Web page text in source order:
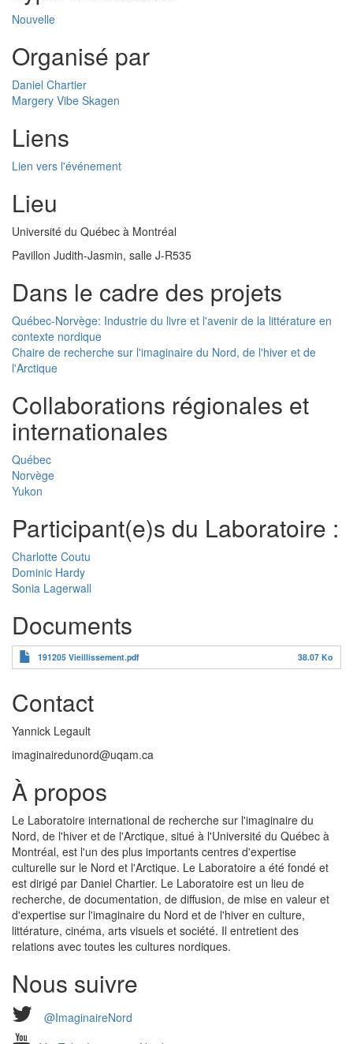
Nouvelle
Organisé par
Daniel Chartier
Margery Vibe Skagen
Liens
Lien vers l'événement
Lieu
Université du Québec à Montréal
Pavillon Judith-Jasmin, salle J-R535
Dans le cadre des projets
Québec-Norvège: Industrie du livre et l'avenir de la littérature en
contexte nordique
Chaire de recherche sur l'imaginaire du Nord, de l'hiver et de
l'Arctique
Collaborations régionales et
internationales
Québec
Norvège
Yukon
Participant(e)s du Laboratoire :
Charlotte Coutu
Dominic Hardy
Sonia Lagerwall
Documents
191205 Vieillissement.pdf 38.07 Ko
Contact
Yannick Legault
imaginairedunord@uqam.ca
À propos
Le Laboratoire international de recherche sur l'imaginaire du
Nord, de l'hiver et de l'Arctique, situé à l'Université du Québec à
Montréal, est l'un des plus importants centres d'expertise
culturelle sur le Nord et l'Arctique. Le Laboratoire a été fondé et
est dirigé par Daniel Chartier. Le Laboratoire est un lieu de
recherche, de documentation, de diffusion, de mise en valeur et
d'expertise sur l'imaginaire du Nord et de l'hiver en culture,
littérature, cinéma, arts visuels et société. Il entretient des
relations avec toutes les cultures nordiques.
Nous suivre
@ImaginaireNord